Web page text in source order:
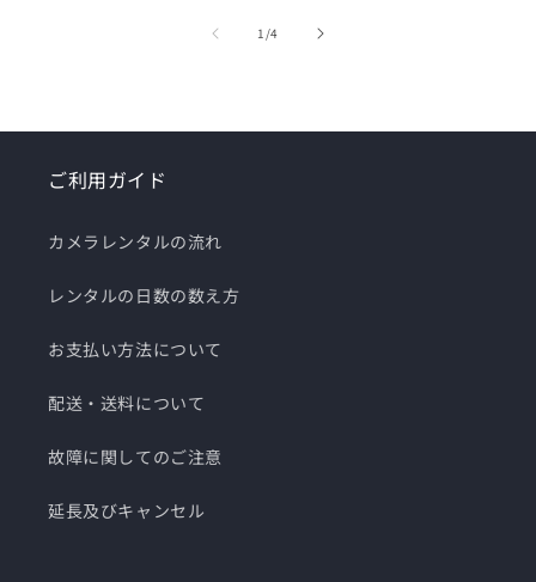
1/の
4
ご利用ガイド
カメラレンタルの流れ
レンタルの日数の数え方
お支払い方法について
配送・送料について
故障に関してのご注意
延長及びキャンセル